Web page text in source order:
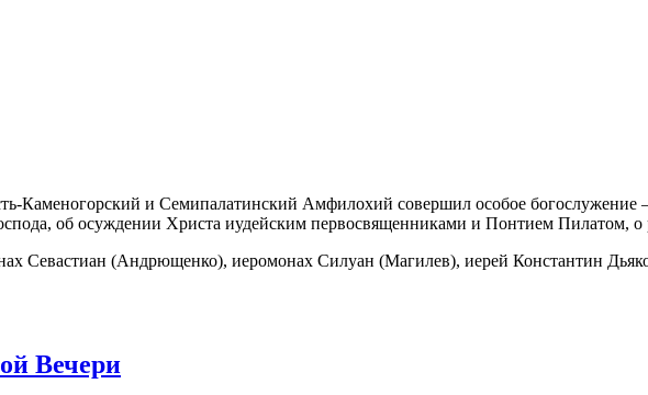
и Семипалатинский Амфилохий совершил особое богослужение
об осуждении Христа иудейским первосвященниками и Понтием Пилатом, о
Севастиан (Андрющенко), иеромонах Силуан (Магилев), иерей Константин
Вечери